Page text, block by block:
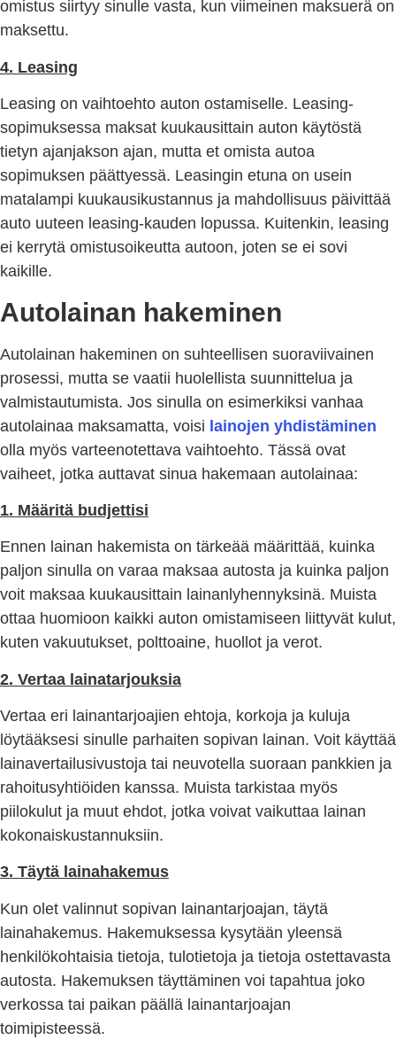
omistus siirtyy sinulle vasta, kun viimeinen maksuerä on
maksettu.
4. Leasing
Leasing on vaihtoehto auton ostamiselle. Leasing-
sopimuksessa maksat kuukausittain auton käytöstä
tietyn ajanjakson ajan, mutta et omista autoa
sopimuksen päättyessä. Leasingin etuna on usein
matalampi kuukausikustannus ja mahdollisuus päivittää
auto uuteen leasing-kauden lopussa. Kuitenkin, leasing
ei kerrytä omistusoikeutta autoon, joten se ei sovi
kaikille.
Autolainan hakeminen
Autolainan hakeminen on suhteellisen suoraviivainen
prosessi, mutta se vaatii huolellista suunnittelua ja
valmistautumista. Jos sinulla on esimerkiksi vanhaa
autolainaa maksamatta, voisi lainojen yhdistäminen
olla myös varteenotettava vaihtoehto. Tässä ovat
vaiheet, jotka auttavat sinua hakemaan autolainaa:
1. Määritä budjettisi
Ennen lainan hakemista on tärkeää määrittää, kuinka
paljon sinulla on varaa maksaa autosta ja kuinka paljon
voit maksaa kuukausittain lainanlyhennyksinä. Muista
ottaa huomioon kaikki auton omistamiseen liittyvät kulut,
kuten vakuutukset, polttoaine, huollot ja verot.
2. Vertaa lainatarjouksia
Vertaa eri lainantarjoajien ehtoja, korkoja ja kuluja
löytääksesi sinulle parhaiten sopivan lainan. Voit käyttää
lainavertailusivustoja tai neuvotella suoraan pankkien ja
rahoitusyhtiöiden kanssa. Muista tarkistaa myös
piilokulut ja muut ehdot, jotka voivat vaikuttaa lainan
kokonaiskustannuksiin.
3. Täytä lainahakemus
Kun olet valinnut sopivan lainantarjoajan, täytä
lainahakemus. Hakemuksessa kysytään yleensä
henkilökohtaisia tietoja, tulotietoja ja tietoja ostettavasta
autosta. Hakemuksen täyttäminen voi tapahtua joko
verkossa tai paikan päällä lainantarjoajan
toimipisteessä.